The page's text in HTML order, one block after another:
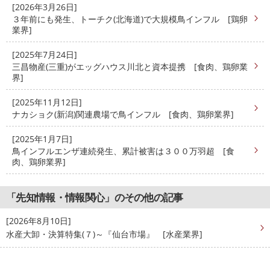
[2026年3月26日]
３年前にも発生、トーチク(北海道)で大規模鳥インフル [鶏卵
業界]
[2025年7月24日]
三昌物産(三重)がエッグハウス川北と資本提携 [食肉、鶏卵業
界]
[2025年11月12日]
ナカショク(新潟)関連農場で鳥インフル [食肉、鶏卵業界]
[2025年1月7日]
鳥インフルエンザ連続発生、累計被害は３００万羽超 [食
肉、鶏卵業界]
「先知情報・情報関心」のその他の記事
[2026年8月10日]
水産大卸・決算特集(７)～『仙台市場』 [水産業界]